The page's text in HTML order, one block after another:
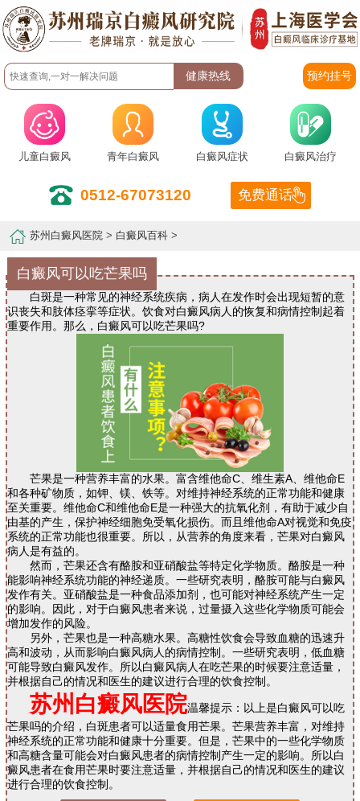
预约挂号
儿童白癜风 青年白癜风 白癜风症状 白癜风治疗
0512-67073120 免费通话
苏州白癜风医院 > 白癜风百科 >
白癜风可以吃芒果吗
白斑是一种常见的神经系统疾病，病人在发作时会出现短暂的意
识丧失和肢体痉挛等症状。饮食对白癜风病人的恢复和病情控制起着
重要作用。那么，白癜风可以吃芒果吗?
芒果是一种营养丰富的水果。富含维他命C、维生素A、维他命E
和各种矿物质，如钾、镁、铁等。对维持神经系统的正常功能和健康
至关重要。维他命C和维他命E是一种强大的抗氧化剂，有助于减少自
由基的产生，保护神经细胞免受氧化损伤。而且维他命A对视觉和免疫
系统的正常功能也很重要。所以，从营养的角度来看，芒果对白癜风
病人是有益的。
然而，芒果还含有酪胺和亚硝酸盐等特定化学物质。酪胺是一种
能影响神经系统功能的神经递质。一些研究表明，酪胺可能与白癜风
发作有关。亚硝酸盐是一种食品添加剂，也可能对神经系统产生一定
的影响。因此，对于白癜风患者来说，过量摄入这些化学物质可能会
增加发作的风险。
另外，芒果也是一种高糖水果。高糖性饮食会导致血糖的迅速升
高和波动，从而影响白癜风病人的病情控制。一些研究表明，低血糖
可能导致白癜风发作。所以白癜风病人在吃芒果的时候要注意适量，
并根据自己的情况和医生的建议进行合理的饮食控制。
苏州白癜风医院温馨提示：以上是白癜风可以吃
芒果吗的介绍，白斑患者可以适量食用芒果。芒果营养丰富，对维持
神经系统的正常功能和健康十分重要。但是，芒果中的一些化学物质
和高糖含量可能会对白癜风患者的病情控制产生一定的影响。所以白
癜风患者在食用芒果时要注意适量，并根据自己的情况和医生的建议
进行合理的饮食控制。